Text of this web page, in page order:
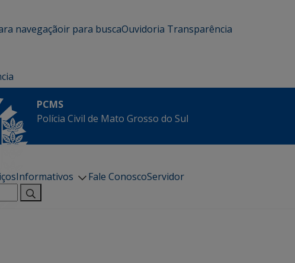
navegaçãoir para buscaOuvidoria Transparência
PCMS
Polícia Civil de Mato Grosso do Sul
Informativos Fale ConoscoServidor